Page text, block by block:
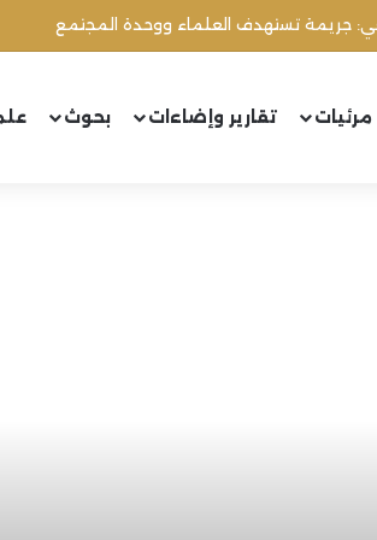
مرئيات تقارير وإضاءات بحوث